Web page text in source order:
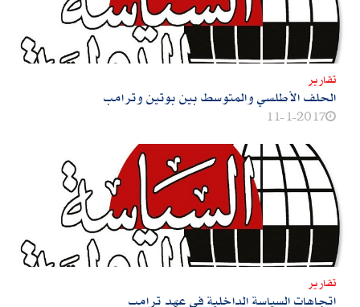
تقارير
الحلف الأطلسي والمتوسط بين بوتين وترامب
11-1-2017
تقارير
اتجاهات السياسة الداخلية في عهد ترامب